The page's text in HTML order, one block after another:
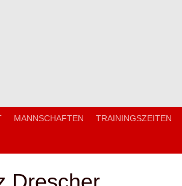
MANNSCHAFTEN TRAININGSZEITEN